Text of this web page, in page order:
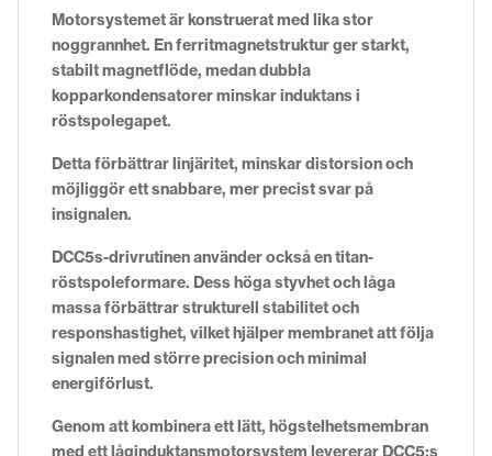
Motorsystemet är konstruerat med lika stor
noggrannhet. En ferritmagnetstruktur ger starkt,
stabilt magnetflöde, medan dubbla
kopparkondensatorer minskar induktans i
röstspolegapet.
Detta förbättrar linjäritet, minskar distorsion och
möjliggör ett snabbare, mer precist svar på
insignalen.
DCC5s-drivrutinen använder också en titan-
röstspoleformare. Dess höga styvhet och låga
massa förbättrar strukturell stabilitet och
responshastighet, vilket hjälper membranet att följa
signalen med större precision och minimal
energiförlust.
Genom att kombinera ett lätt, högstelhetsmembran
med ett låginduktansmotorsystem levererar DCC5:s